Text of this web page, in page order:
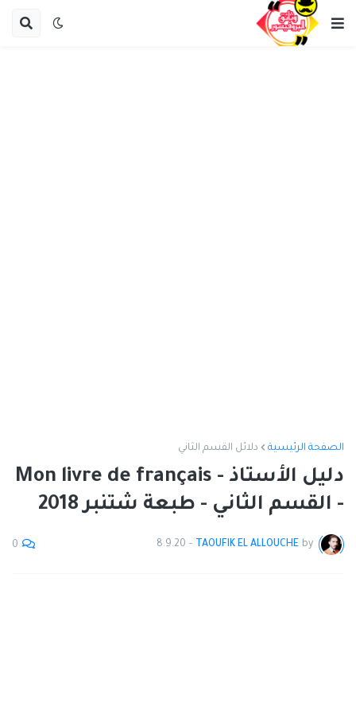
الصفحة الرئيسية دلائل القسم الثاني
دليل الأستاذ - Mon livre de français
- القسم الثاني - طبعة شتنبر 2018
by
TAOUFIK EL ALLOUCHE
-
8.9.20
0